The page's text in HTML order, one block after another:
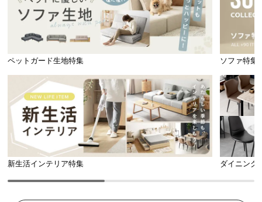
ペットガード生地特集 ソファ特集
新生活インテリア特集 ダイニング